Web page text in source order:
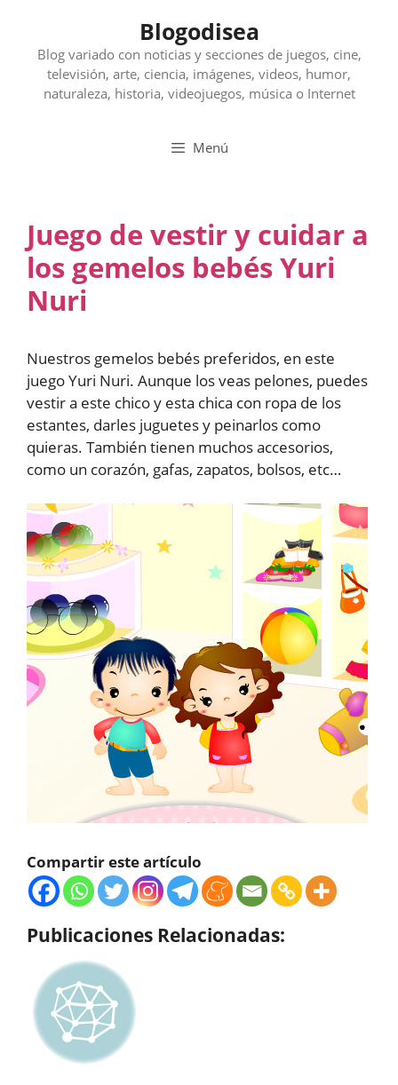
contenido
Blogodisea
Blog variado con noticias y secciones de juegos, cine,
televisión, arte, ciencia, imágenes, videos, humor,
naturaleza, historia, videojuegos, música o Internet
Menú
Juego de vestir y cuidar a
los gemelos bebés Yuri
Nuri
Nuestros gemelos bebés preferidos, en este
juego Yuri Nuri. Aunque los veas pelones, puedes
vestir a este chico y esta chica con ropa de los
estantes, darles juguetes y peinarlos como
quieras. También tienen muchos accesorios,
como un corazón, gafas, zapatos, bolsos, etc…
Compartir este artículo
Publicaciones Relacionadas: